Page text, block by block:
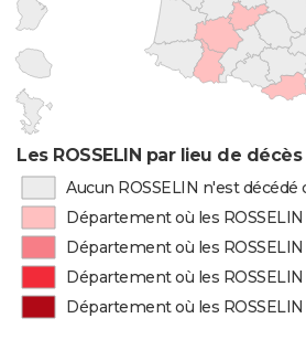
Les ROSSELIN par lieu de décès
Aucun ROSSELIN n'est
Département où les
Département où les
Département où les
Département où les